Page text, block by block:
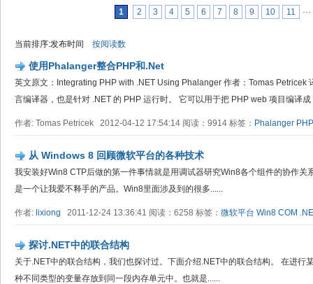
1 2 3 4 5 6 7 8 9 10 11 ···
当前排序:发布时间 按阅读数
使用Phalanger整合PHP和.Net
英文原文：Integrating PHP with .NET Using Phalanger 作者：Tomas Petricek
言编译器，也是针对 .NET 的 PHP 运行时。 它可以用于把 PHP web 项目编译成
作者: Tomas Petricek 2012-04-12 17:54:14 阅读：9914 标签： Phalanger PHP
从 Windows 8 回顾微软平台的各种技术
我安装好Win8 CTP后做的第一件事情就是用调试器研究Win8各个组件的协作关
是一个让我爱不释手的产品。Win8里面涉及到的很多......
作者: lixiong 2011-12-24 13:36:41 阅读：6258 标签： 微软平台 Win8 COM
探讨.NET中的联合结构
关于.NET中的联合结构，我们也探讨过。下面介绍.NET中的联合结构。 在进行
种不同类型的变量存放到同一段内存单元中。也就是......